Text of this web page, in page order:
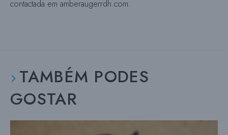
contactada em amberaugerrdh.com.
TAMBÉM PODES
GOSTAR